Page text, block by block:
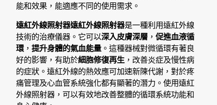
能和效果，能適應不同的使用需求。
遠紅外線照射器遠紅外線照射器是一種利用遠紅外線
技術的治療儀器。它可以深入皮膚深層 ，促進血液循
環，提升身體的氣血能量。這種器械對微循環有著良
好的影響，有助於細胞修復再生，改善炎症及慢性病
的症狀。遠紅外線的熱效應可加速新陳代謝，對於疼
痛管理及心血管系統強化都有顯著的潛力。使用遠紅
外線照射器，可以有效地改善整體的循環系統功能和